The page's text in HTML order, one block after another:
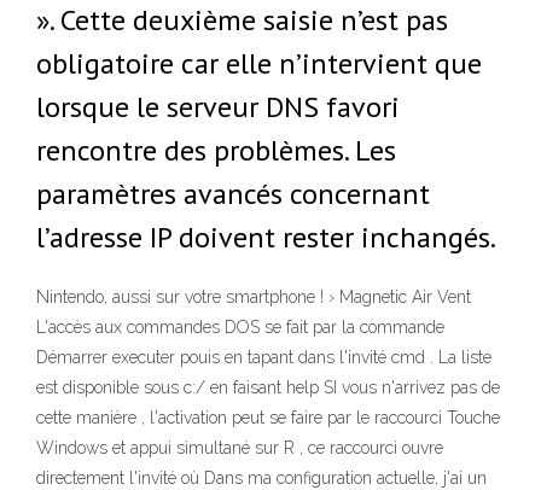
». Cette deuxième saisie n’est pas
obligatoire car elle n’intervient que
lorsque le serveur DNS favori
rencontre des problèmes. Les
paramètres avancés concernant
l’adresse IP doivent rester inchangés.
Nintendo, aussi sur votre smartphone ! › Magnetic Air Vent
L'accès aux commandes DOS se fait par la commande
Démarrer executer pouis en tapant dans l'invité cmd . La liste
est disponible sous c:/ en faisant help SI vous n'arrivez pas de
cette manière , l'activation peut se faire par le raccourci Touche
Windows et appui simultané sur R , ce raccourci ouvre
directement l'invité où Dans ma configuration actuelle, j'ai un